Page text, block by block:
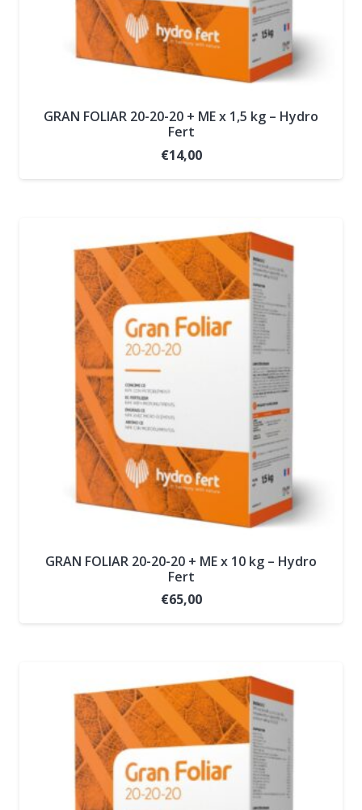
GRAN FOLIAR 20-20-20 + ME x 1,5 kg – Hydro
Fert
€14,00
GRAN FOLIAR 20-20-20 + ME x 10 kg – Hydro
Fert
€65,00